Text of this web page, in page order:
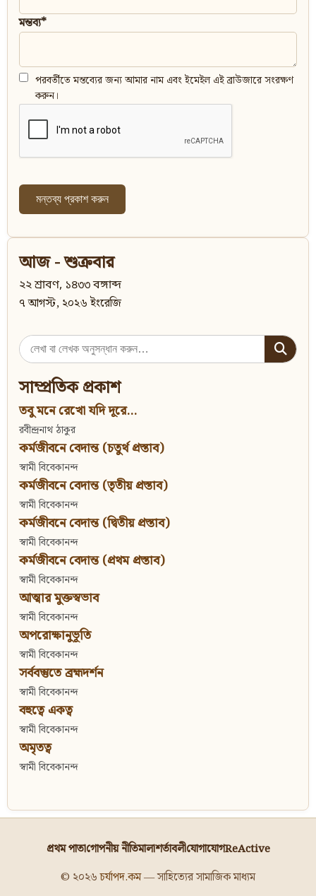
মন্তব্য*
পরবর্তীতে মন্তব্যের জন্য আমার নাম এবং ইমেইল এই ব্রাউজারে সংরক্ষণ
করুন।
আজ - শুক্রবার
২২ শ্রাবণ, ১৪৩৩ বঙ্গাব্দ
৭ আগস্ট, ২০২৬ ইংরেজি
Search
for:
সাম্প্রতিক প্রকাশ
তবু মনে রেখো যদি দূরে...
রবীন্দ্রনাথ ঠাকুর
কর্মজীবনে বেদান্ত (চতুর্থ প্রস্তাব)
স্বামী বিবেকানন্দ
কর্মজীবনে বেদান্ত (তৃতীয় প্রস্তাব)
স্বামী বিবেকানন্দ
কর্মজীবনে বেদান্ত (দ্বিতীয় প্রস্তাব)
স্বামী বিবেকানন্দ
কর্মজীবনে বেদান্ত (প্রথম প্রস্তাব)
স্বামী বিবেকানন্দ
আত্মার মুক্তস্বভাব
স্বামী বিবেকানন্দ
অপরোক্ষানুভূতি
স্বামী বিবেকানন্দ
সর্ববস্তুতে ব্রহ্মদর্শন
স্বামী বিবেকানন্দ
বহুত্বে একত্ব
স্বামী বিবেকানন্দ
অমৃতত্ব
স্বামী বিবেকানন্দ
প্রথম পাতাগোপনীয় নীতিমালাশর্তাবলীযোগাযোগReActive
© ২০২৬চর্যাপদ.কম— সাহিত্যের সামাজিক মাধ্যম